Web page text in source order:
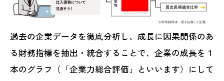
過去の企業データを徹底分析し、成長に因果関係のあ
る財務指標を抽出・統合することで、企業の成長を１
本のグラフ（「企業力総合評価」といいます）にして